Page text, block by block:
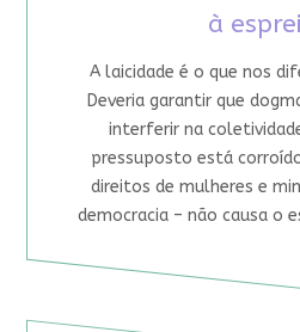
à
A laicidade é o que nos
Deveria garantir que
interferir na
pressuposto está
direitos de mulheres e
democracia – não causa o